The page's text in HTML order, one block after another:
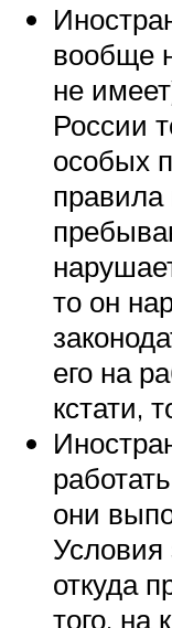
вообще
не
России
особых
правила
то он
его на
кстати,
они
Условия
откуда
того, на